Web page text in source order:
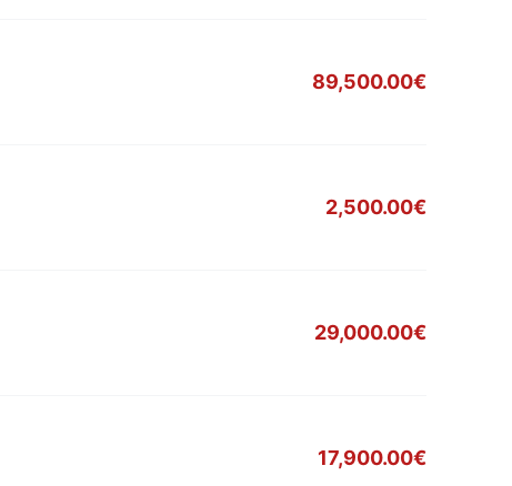
89,500.00€
2,500.00€
29,000.00€
17,900.00€